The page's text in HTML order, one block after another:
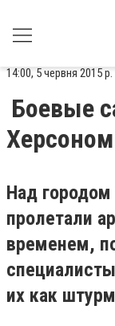
14:00, 5 червня 2015 р.
Боевые
Херсоном
Над
пролетали
временем,
их как